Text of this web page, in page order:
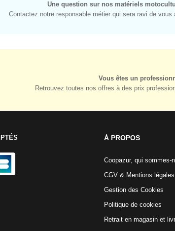
Une question sur nos matériels
Contactez notre responsable métier qui sera ravi de vous
Vous êtes un
Retrouvez toutes nos offres à des prix
Á PROPOS
Coopazur, qui sommes-
CGV & Mentions légales
Gestion des Cookies
Politique de cookies
Retrait en magasin et